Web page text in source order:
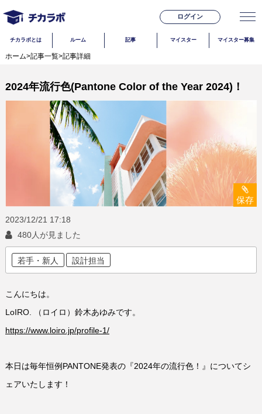
ログイン
チカラボとは ルーム 記事 マイスター マイスター募集
ホーム>記事一覧>記事詳細
2024年流行色(Pantone Color of the Year 2024)！
保存
2023/12/21 17:18
480人が見ました
若手・新人 設計担当
こんにちは。
LoIRO.
（ロイロ）鈴木あゆみです。
https://www.loiro.jp/profile-1/
本日は毎年恒例PANTONE発表の『2024年の流行色！』についてシ
ェアいたします！